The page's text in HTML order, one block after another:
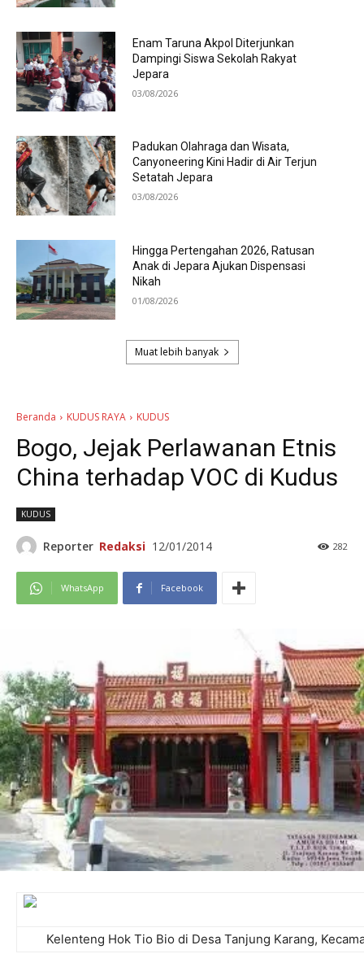
Enam Taruna Akpol Diterjunkan
Dampingi Siswa Sekolah Rakyat
Jepara
03/08/2026
Padukan Olahraga dan Wisata,
Canyoneering Kini Hadir di Air Terjun
Setatah Jepara
03/08/2026
Hingga Pertengahan 2026, Ratusan
Anak di Jepara Ajukan Dispensasi
Nikah
01/08/2026
Muat lebih banyak